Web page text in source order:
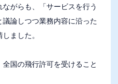
がらも、「サービスを行う
議論しつつ業務内容に沿った
ました。
国の飛行許可を受けること